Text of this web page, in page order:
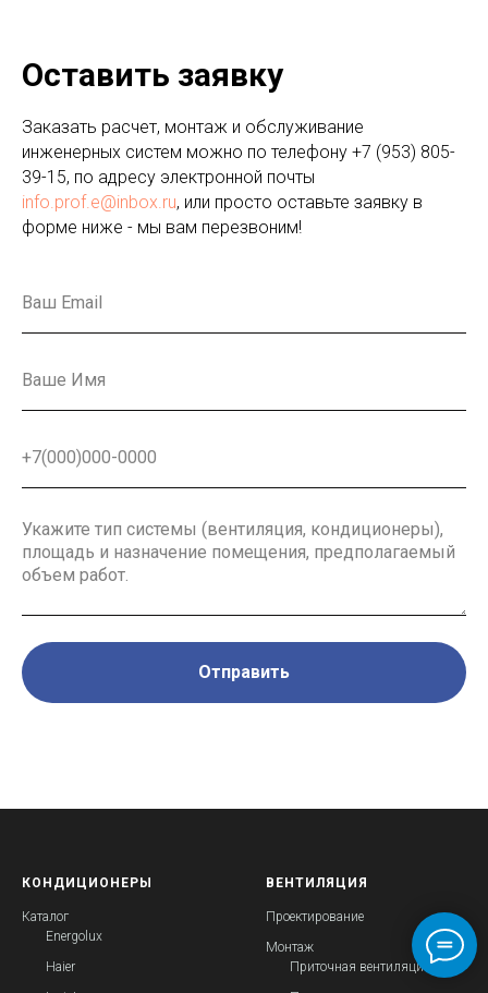
Оставить заявку
Заказать расчет, монтаж и обслуживание
инженерных систем можно по телефону +7 (953) 805-
39-15, по адресу электронной почты
info.prof.e@inbox.ru, или просто оставьте заявку в
форме ниже - мы вам перезвоним!
Отправить
КОНДИЦИОНЕРЫ
Каталог
Energolux
Haier
ВЕНТИЛЯЦИЯ
Проектирование
Монтаж
Приточная вентиляция